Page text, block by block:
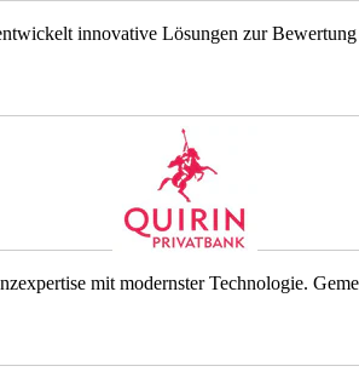
innovative Lösungen zur
mit modernster Technologie.